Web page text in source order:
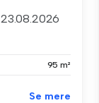
23.08.2026
95 m²
Se mere